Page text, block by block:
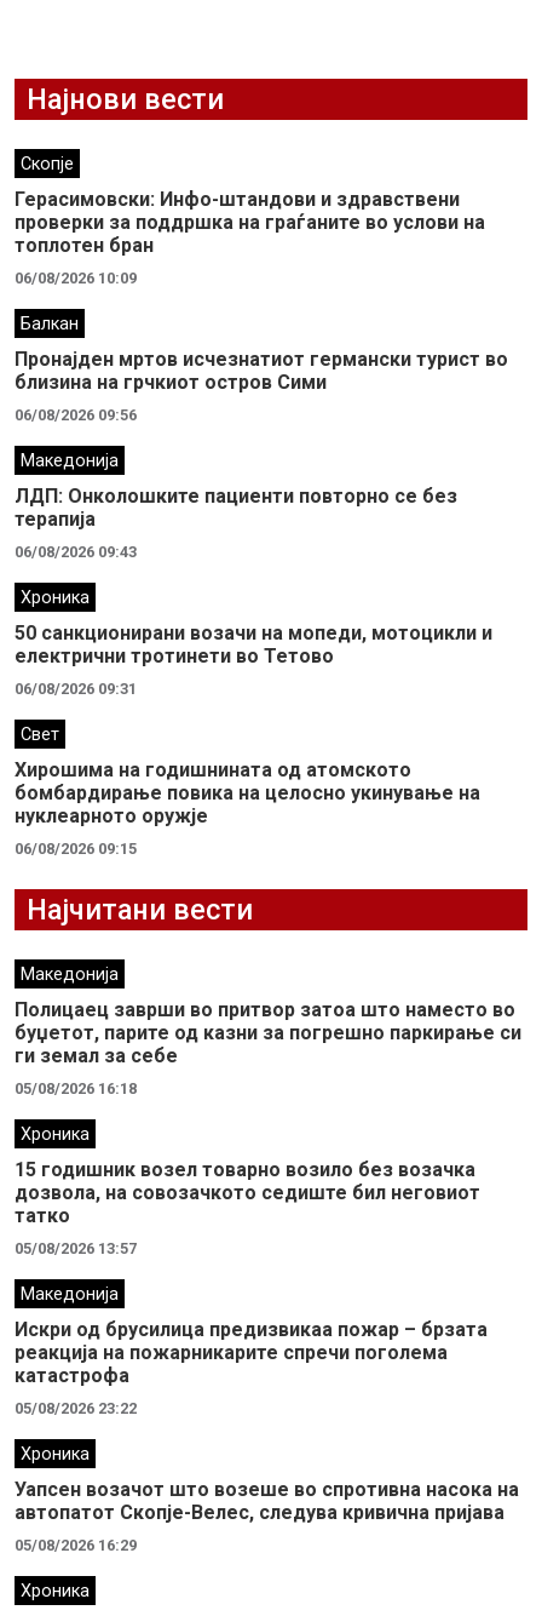
Најнови вести
Скопје
Герасимовски: Инфо-штандови и здравствени
проверки за поддршка на граѓаните во услови на
топлотен бран
06/08/2026 10:09
Балкан
Пронајден мртов исчезнатиот германски турист во
близина на грчкиот остров Сими
06/08/2026 09:56
Македонија
ЛДП: Oнколошките пациенти повторно се без
терапија
06/08/2026 09:43
Хроника
50 санкционирани возачи на мопеди, мотоцикли и
електрични тротинети во Тетово
06/08/2026 09:31
Свет
Хирошима на годишнината од атомското
бомбардирање повика на целосно укинување на
нуклеарното оружје
06/08/2026 09:15
Најчитани вести
Македонија
Полицаец заврши во притвор затоа што наместо во
буџетот, парите од казни за погрешно паркирање си
ги земал за себе
05/08/2026 16:18
Хроника
15 годишник возел товарно возило без возачка
дозвола, на совозачкото седиште бил неговиот
татко
05/08/2026 13:57
Македонија
Искри од брусилица предизвикаа пожар – брзата
реакција на пожарникарите спречи поголема
катастрофа
05/08/2026 23:22
Хроника
Уапсен возачот што возеше во спротивна насока на
автопатот Скопје-Велес, следува кривична пријава
05/08/2026 16:29
Хроника